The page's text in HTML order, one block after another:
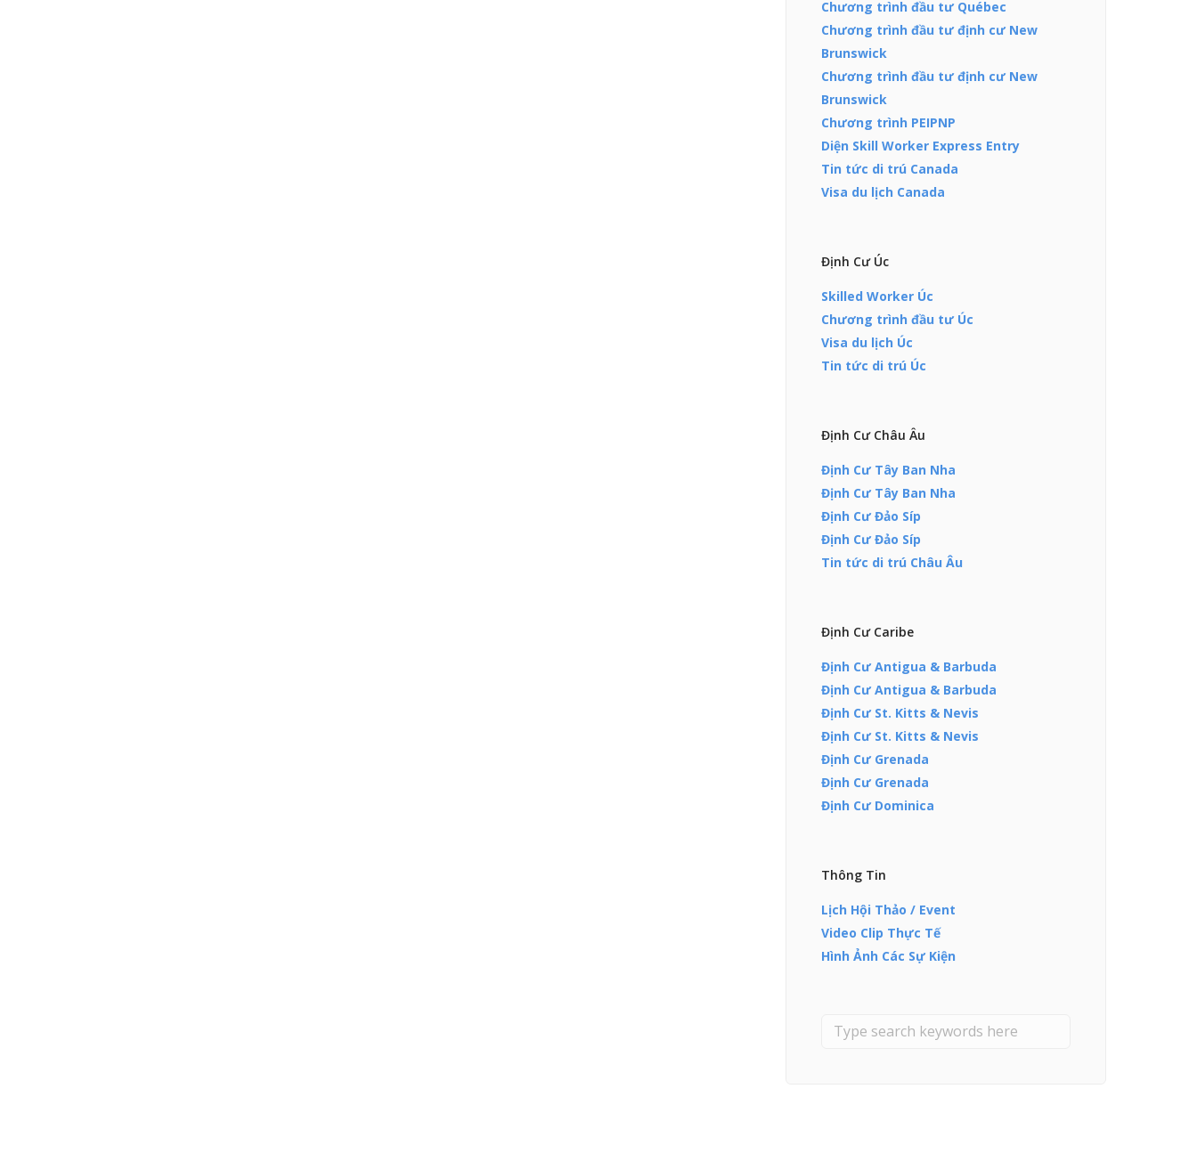
Chương trình đầu tư Québec
Chương trình đầu tư định cư New
Brunswick
Chương trình đầu tư định cư New
Brunswick
Chương trình PEIPNP
Diện Skill Worker Express Entry
Tin tức di trú Canada
Visa du lịch Canada
Định Cư Úc
Skilled Worker Úc
Chương trình đầu tư Úc
Visa du lịch Úc
Tin tức di trú Úc
Định Cư Châu Âu
Định Cư Tây Ban Nha
Định Cư Tây Ban Nha
Định Cư Đảo Síp
Định Cư Đảo Síp
Tin tức di trú Châu Âu
Định Cư Caribe
Định Cư Antigua & Barbuda
Định Cư Antigua & Barbuda
Định Cư St. Kitts & Nevis
Định Cư St. Kitts & Nevis
Định Cư Grenada
Định Cư Grenada
Định Cư Dominica
Thông Tin
Lịch Hội Thảo / Event
Video Clip Thực Tế
Hình Ảnh Các Sự Kiện